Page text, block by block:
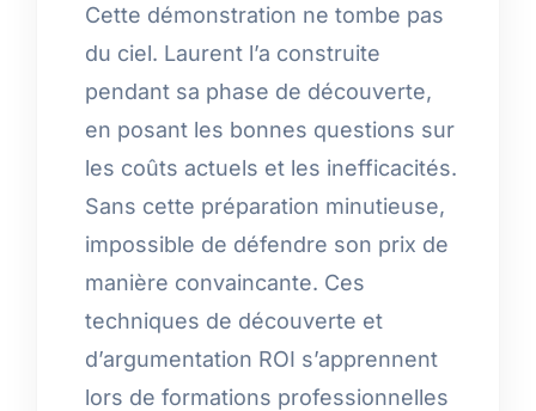
Cette démonstration ne tombe pas
du ciel. Laurent l’a construite
pendant sa phase de découverte,
en posant les bonnes questions sur
les coûts actuels et les inefficacités.
Sans cette préparation minutieuse,
impossible de défendre son prix de
manière convaincante. Ces
techniques de découverte et
d’argumentation ROI s’apprennent
lors de formations professionnelles